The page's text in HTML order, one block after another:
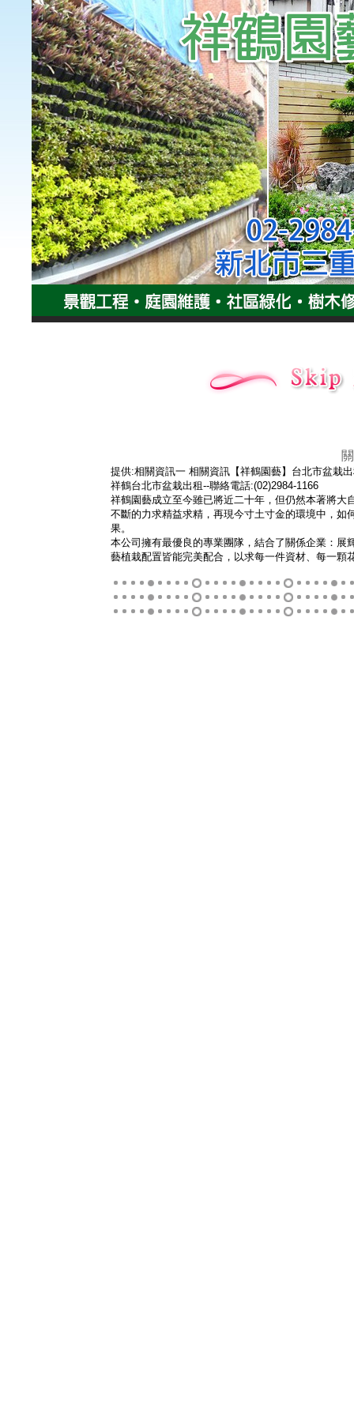
提供:相關資訊一 相關資訊【祥鶴園藝】台北市盆栽
祥鶴台北市盆栽出租--聯絡電話:(02)2984-1166
祥鶴園藝成立至今雖已將近二十年，但仍然本著將
不斷的力求精益求精，再現今寸土寸金的環境中，
果。
本公司擁有最優良的專業團隊，結合了關係企業：
藝植栽配置皆能完美配合，以求每一件資材、每一